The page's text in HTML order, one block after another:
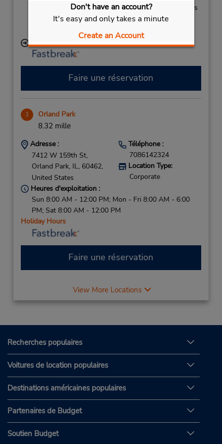
Don't have an account?
It's easy and only takes a minute
Create an Account
Si vous arrivez, le comptoir de location se trouve dans
le terminal à une courte distance de navette du
Succursale avec boîte de dépôt des clés
Faire une réservation
3 Orland Park
8.32 mille
Adresse :
7412 W 159th St,
Orland Park, IL, 60462,
United States
Téléphone :
7086142324
Location Type:
Corporate
Heures d'exploitation :
Sun 8:00 AM - 12:00 PM; Mon - Fri 8:00 AM - 6:00
PM; Sat 8:00 AM - 12:00 PM
Holiday Hours
Faire une réservation
View More Locations
Recherches populaires
Voitures de location populaires
Destinations américaines populaires
Partenaires de Budget
Soutien Budget